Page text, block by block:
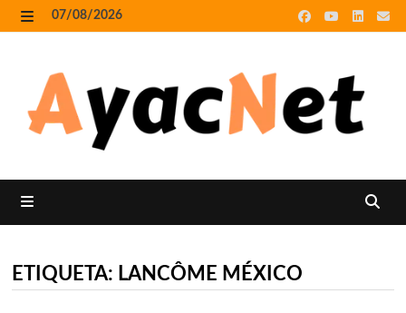
Skip
to
07/08/2026
ETIQUETA: LANCÔME MÉXICO